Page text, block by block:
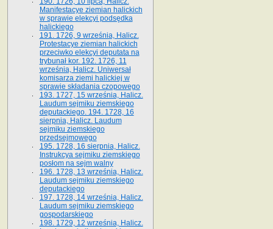
Manifestacye ziemian halickich
w sprawie elekcyi podsędka
halickiego
191. 1726, 9 września, Halicz.
Protestacye ziemian halickich
przeciwko elekcyi deputata na
trybunał kor. 192. 1726, 11
września, Halicz. Uniwersał
komisarza ziemi halickiej w
sprawie składania czopowego
193. 1727, 15 września, Halicz.
Laudum sejmiku ziemskiego
deputackiego. 194. 1728, 16
sierpnia, Halicz. Laudum
sejmiku ziemskiego
przedsejmowego
195. 1728, 16 sierpnia, Halicz.
Instrukcya sejmiku ziemskiego
posłom na sejm walny
196. 1728, 13 września, Halicz.
Laudum sejmiku ziemskiego
deputackiego
197. 1728, 14 września, Halicz.
Laudum sejmiku ziemskiego
gospodarskiego
198. 1729, 12 września, Halicz.